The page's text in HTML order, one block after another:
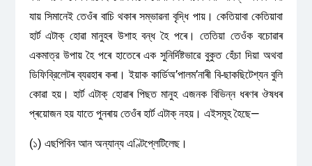
যায় সিমানেই তেওঁৰ বাচি থকাৰ সম্ভাৱনা বৃদ্ধি পায়। কেতিয়াবা কেতিয়াবা
হার্ট এটাক্ হোৱা মানুহৰ উশাহ বন্ধ হৈ পৰে। তেতিয়া তেওঁক বচোৱাৰ
একমাত্র উপায় হৈ পৰে হাতেৰে এক সুনির্দিষ্টভাৱে বুকুত হেঁচা দিয়া অথবা
ডিফিব্রিলেটৰ ব্যৱহাৰ কৰা। ইয়াক কাৰ্ডিঅ’পালম’নাৰী বি-ছাকছিটেশ্যন বুলি
কোৱা হয়। হার্ট এটাক্ হোৱাৰ পিছত মানুহ এজনক বিভিন্ন ধৰণৰ ঔষধৰ
প্ৰয়োজন হয় যাতে পুনৰায় তেওঁৰ হার্ট এটাক্ নহয়। এইসমূহ হৈছে—
(১) এছপিবিন আন অন্যান্য এণ্টিপ্লেটিলেছ।